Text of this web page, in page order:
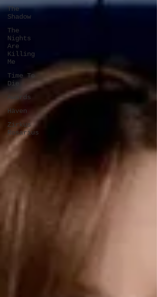
The
Shadow
The
Nights
Are
Killing
Me
Time To
Die
Awards
Häven
Zirkus
Rosarius